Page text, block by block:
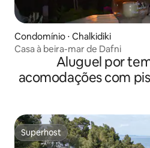
Condomínio ⋅ Chalkidiki
Casa à beira-mar de Dafni
Aluguel por
acomodações com
Superhost
Superhost